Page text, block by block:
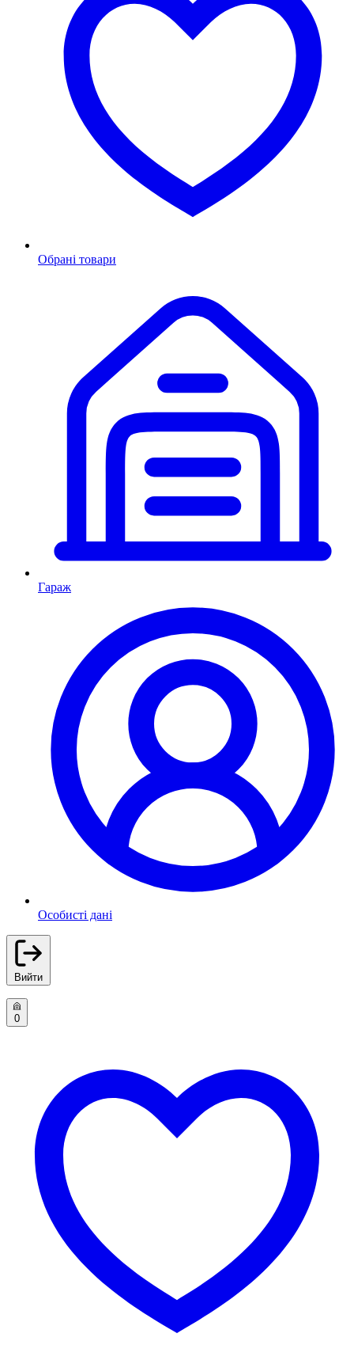
Обрані товари
Гараж
Особисті дані
Вийти
0